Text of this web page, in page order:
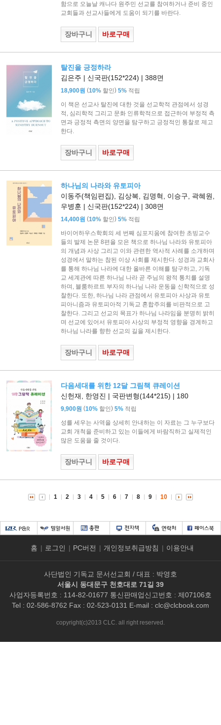
함으로 오늘날 캐나다 원주민 선교를 참여하거나 준비 중인
교회들과 선교사들에게 도움이 되기를 바란다.
장바구니 바로구매
탈진을 긍정하라
김은주 | 신국판(152*224) | 388면
18,900원 (10% 할인) 5% 적립
이 책은 선교사 탈진에 대한 것을 선교학적 관점에서 성경
적, 심리학적 그리고 문화 인류학적으로 접근하여 부정적 측
면과 긍정적 측면의 양면을 탐구하고 긍정적인 통찰로 제고
한다.
장바구니 바로구매
하나님의 나라와 유토피아
이동주(책임편집), 김상복, 김명혁, 이승구, 곽혜원,
우병훈 | 신국판(152*224) | 308면
14,400원 (10% 할인) 5% 적립
바이어하우스학회의 세 번째 심포지움에 참여한 초빙교수
들의 발제 논문 8편을 모은 책으로 하나님 나라와 유토피아
의 개념과 사상 그리고 이와 관련한 역사적 사례를 소개하며
성경에서 말하는 참된 이상 사회를 제시한다. 성경과 교회사
를 통해 하나님 나라에 대한 올바른 이해를 탐구하고, 기독
교 세계관에 따른 하나님 나라 곧 주님의 왕적 통치를 설명
하며, 블룸하르트 부자의 하나님 나라 운동을 신학적으로 성
찰한다. 또한, 하나님 나라 관점에서 유토피아 사상과 유토
피아니즘과 유토피아적 기독교 혼합주의를 비판적으로 고
찰한다. 그리고 선교의 목표가 하나님 나라임을 분명히 밝히
며 선교에 있어서 유토피아 사상의 부정적 영향을 경계하고
하나님 나라를 향한 선교의 길을 제시한다.
장바구니 바로구매
다음세대를 위한 12달 그림책 큐레이션
신헌재, 한영진 | 국판변형(144*215) | 180
9,900원 (10% 할인) 5% 적립
성를 세우는 사역을 상세히 안내하는 이 자료는 그 누구보다
교회 개척을 준비하고 있는 이들에게 바람직하고 실제적인
많은 도움을 줄 것이다.
장바구니 바로구매
1 2 3 4 5 6 7 8 9 10
홈 | 로그인 | PC버전 | 개인정보취급방침 | 이용안내
사단법인 기독교 문서선교회 / 대표 : 박영호
서울시 동대문구 천호대로 71길 39
사업자등록번호 : 114-82-01677 통신판매업신고번호 : 제07106호
Tel : 02-586-8762 Fax : 02-523-0131 E-mail : clc@clcbook.com
copyright(c)2013 CLC. all right reserved.